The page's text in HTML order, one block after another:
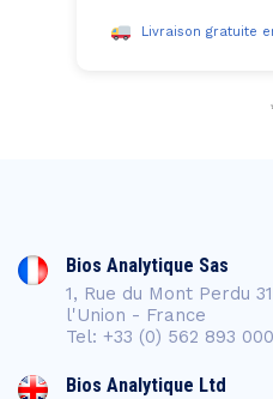
Livraison gratuite
Bios Analytique Sas
1, Rue du Mont Perdu
l'Union - France
Tel: +33 (0) 562 893 000
Bios Analytique Ltd